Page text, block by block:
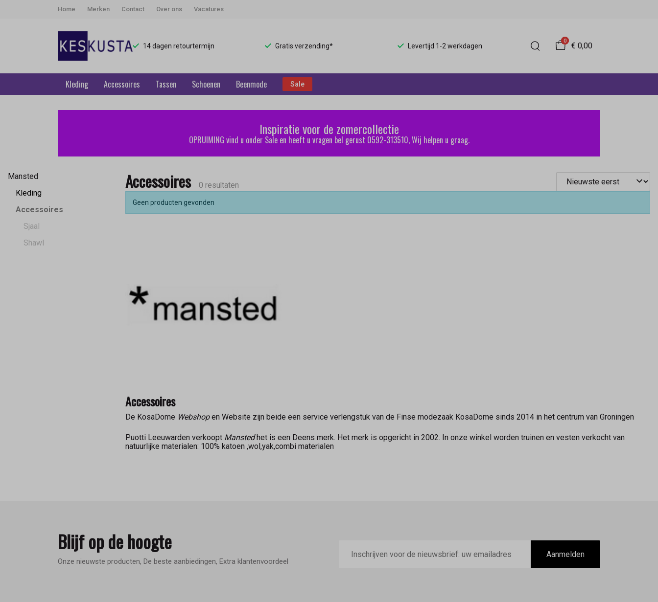
Home Merken Contact Over ons Vacatures
14 dagen retourtermijn Gratis verzending* Levertijd 1-2 werkdagen
0
€ 0,00
Kleding Accessoires Tassen Schoenen Beenmode Sale
Accessoires
Keskusta
Inspiratie voor de zomercollectie
OPRUIMING vind u onder Sale en heeft u vragen bel gerust 0592-313510, Wij helpen u graag.
Mansted
Kleding
Accessoires
Sjaal
Shawl
Accessoires 0 resultaten
Geen producten gevonden
Accessoires
De KosaDome Webshopen Website zijn beide een service verlengstuk van de Finse modezaak KosaDome sinds 2014 in het centrum van Groningen
Puotti Leeuwarden verkoopt Manstedhet is een Deens merk. Het merk is opgericht in 2002. In onze winkel worden truinen en vesten verkocht van
natuurlijke materialen: 100% katoen ,wol,yak,combi materialen
Blijf op de hoogte
Onze nieuwste producten, De beste aanbiedingen, Extra klantenvoordeel
mailadres
Aanmelden